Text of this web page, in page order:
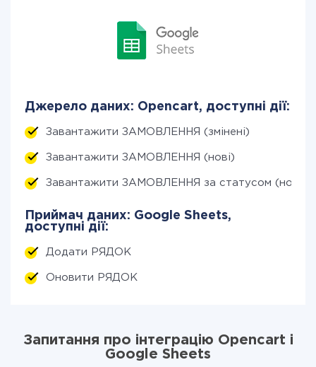
Джерело даних: Opencart, доступні дії:
Завантажити ЗАМОВЛЕННЯ (змінені)
Завантажити ЗАМОВЛЕННЯ (нові)
Завантажити ЗАМОВЛЕННЯ за статусом (нові)
Приймач даних: Google Sheets,
доступні дії:
Додати РЯДОК
Оновити РЯДОК
Запитання про інтеграцію Opencart і
Google Sheets